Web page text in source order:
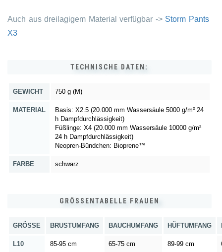
Auch aus dreilagigem Material verfügbar -> Storm Pants
X3
TECHNISCHE DATEN:
GEWICHT 750 g (M)
MATERIAL
Basis: X2.5 (20.000 mm Wassersäule 5000 g/m² 24
h Dampfdurchlässigkeit)
Füßlinge: X4 (20.000 mm Wassersäule 10000 g/m²
24 h Dampfdurchlässigkeit)
Neopren-Bündchen: Bioprene™
FARBE schwarz
GRÖSSENTABELLE FRAUEN
GRÖSSE BRUSTUMFANG BAUCHUMFANG HÜFTUMFANG
L10 85-95 cm 65-75 cm 89-99 cm